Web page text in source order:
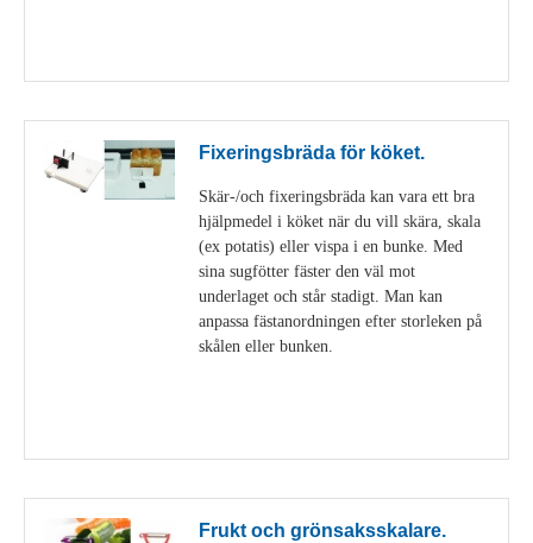
Fixeringsbräda för köket.
Skär-/och fixeringsbräda kan vara ett bra
hjälpmedel i köket när du vill skära, skala
(ex potatis) eller vispa i en bunke. Med
sina sugfötter fäster den väl mot
underlaget och står stadigt. Man kan
anpassa fästanordningen efter storleken på
skålen eller bunken.
Frukt och grönsaksskalare.